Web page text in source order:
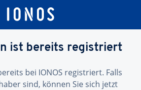
ist bereits registriert
bei IONOS registriert. Falls
sind, können Sie sich jetzt